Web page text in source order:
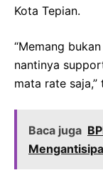
Kota Tepian.
“Memang
nantinya
mata rate saja,”
Baca juga